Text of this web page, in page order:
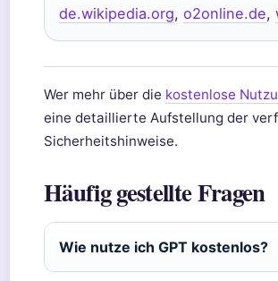
de.wikipedia.org, o2online.de,
Wer mehr über die kostenlose
eine detaillierte Aufstellung der
Sicherheitshinweise.
Häufig gestellte Fragen
Wie nutze ich GPT kostenlos?